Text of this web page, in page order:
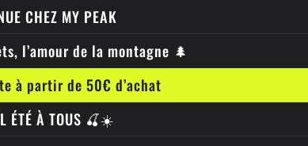
CHEZ MY PEAK
l’amour de la montagne 🌲
à partir de 50€ d’achat
ÉTÉ À TOUS 🍒☀️